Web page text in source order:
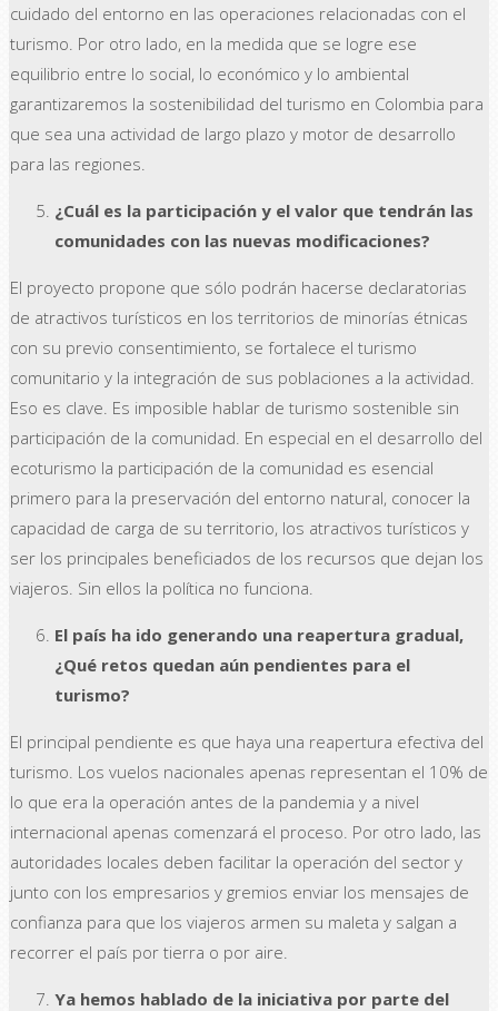
cuidado del entorno en las operaciones relacionadas con el
turismo. Por otro lado, en la medida que se logre ese
equilibrio entre lo social, lo económico y lo ambiental
garantizaremos la sostenibilidad del turismo en Colombia para
que sea una actividad de largo plazo y motor de desarrollo
para las regiones.
¿Cuál es la participación y el valor que tendrán las
comunidades con las nuevas modificaciones?
El proyecto propone que sólo podrán hacerse declaratorias
de atractivos turísticos en los territorios de minorías étnicas
con su previo consentimiento, se fortalece el turismo
comunitario y la integración de sus poblaciones a la actividad.
Eso es clave. Es imposible hablar de turismo sostenible sin
participación de la comunidad. En especial en el desarrollo del
ecoturismo la participación de la comunidad es esencial
primero para la preservación del entorno natural, conocer la
capacidad de carga de su territorio, los atractivos turísticos y
ser los principales beneficiados de los recursos que dejan los
viajeros. Sin ellos la política no funciona.
El país ha ido generando una reapertura gradual,
¿Qué retos quedan aún pendientes para el
turismo?
El principal pendiente es que haya una reapertura efectiva del
turismo. Los vuelos nacionales apenas representan el 10% de
lo que era la operación antes de la pandemia y a nivel
internacional apenas comenzará el proceso. Por otro lado, las
autoridades locales deben facilitar la operación del sector y
junto con los empresarios y gremios enviar los mensajes de
confianza para que los viajeros armen su maleta y salgan a
recorrer el país por tierra o por aire.
Ya hemos hablado de la iniciativa por parte del